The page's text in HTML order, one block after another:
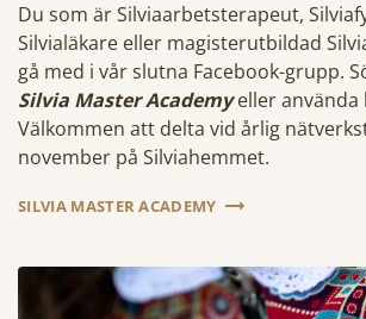
Du som är Silviaarbetsterapeut,
Silvialäkare eller magisterutbildad
gå med i vår slutna Facebook-grupp.
Silvia Master Academy eller använda
Välkommen att delta vid årlig
november på Silviahemmet.
SILVIA MASTER ACADEMY